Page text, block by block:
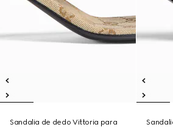
Sandalia de dedo Vittoria para